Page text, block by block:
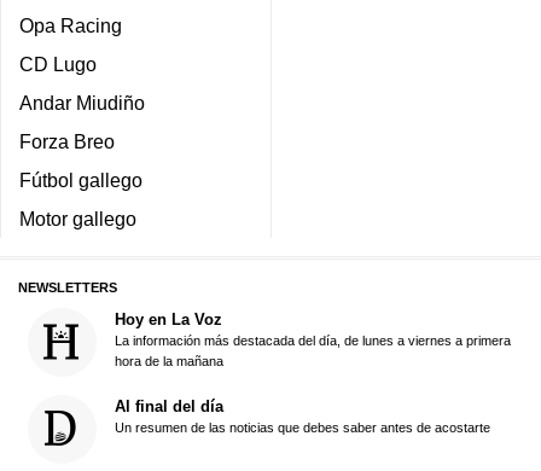
Opa Racing
CD Lugo
Andar Miudiño
Forza Breo
Fútbol gallego
Motor gallego
NEWSLETTERS
Hoy en La Voz
La información más destacada del día, de lunes a viernes a primera
hora de la mañana
Al final del día
Un resumen de las noticias que debes saber antes de acostarte